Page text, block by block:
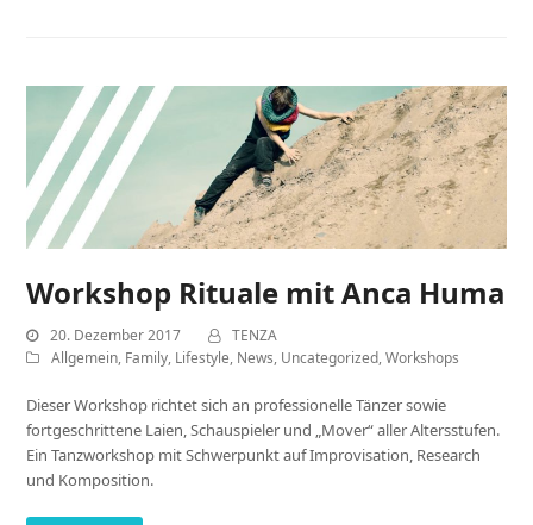
Workshop Rituale mit Anca Huma
20. Dezember 2017
TENZA
Allgemein, Family, Lifestyle, News, Uncategorized,Workshops
Dieser Workshop richtet sich an professionelle Tänzer sowie
fortgeschrittene Laien, Schauspieler und „Mover“ aller Altersstufen.
Ein Tanzworkshop mit Schwerpunkt auf Improvisation, Research
und Komposition.